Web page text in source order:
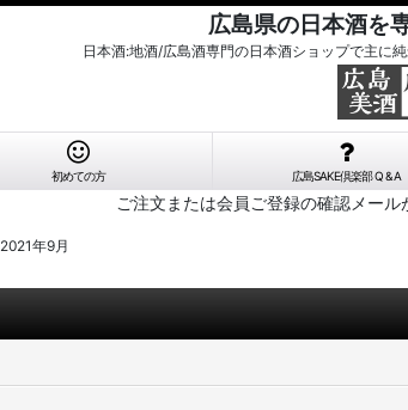
広島県の日本酒
日本酒:地酒/広島酒専門の日本酒ショップで主に
初めての方 広島SAKE倶楽部 Q & A
ご注文または会員ご登録の確認メール
2021年9月